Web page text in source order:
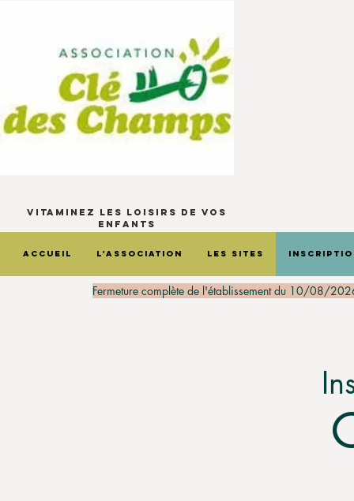
Vitaminez les loisirs de vos
enfants
Accueil L'Association Les sites
Fermeture complète de l'établissement du 10/08/